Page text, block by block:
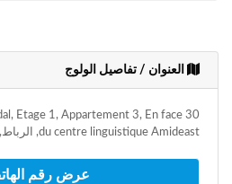
العنوان / تفاصيل الولوج
Etage 1, Appartement 3, En face
du centre linguistique Amideast, الرباط, المغرب
عرض رقم
التأكيد
على